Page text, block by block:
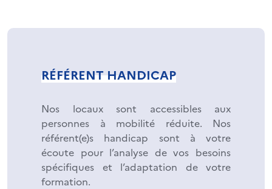
RÉFÉRENT HANDICAP
Nos locaux sont accessibles aux
personnes à mobilité réduite. Nos
référent(e)s handicap sont à votre
écoute pour l’analyse de vos besoins
spécifiques et l’adaptation de votre
formation.